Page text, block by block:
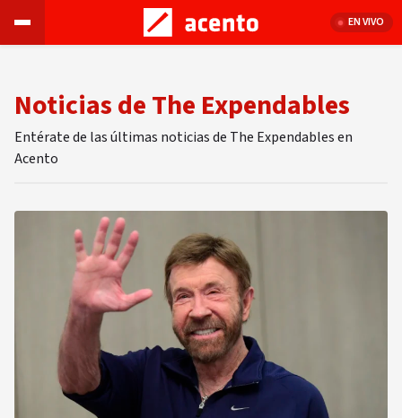
EN VIVO
Noticias de The Expendables
Entérate de las últimas noticias de The Expendables en
Acento